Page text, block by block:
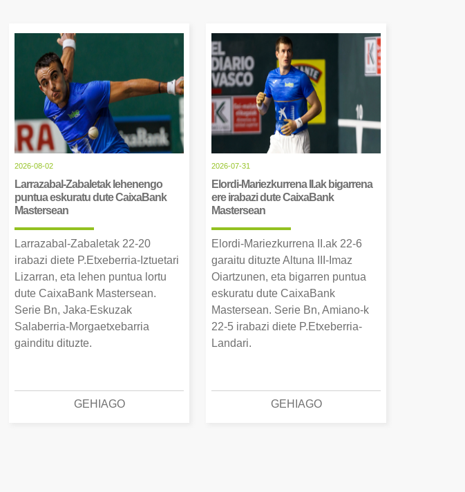
2026-08-02
Larrazabal-Zabaletak lehenengo
puntua eskuratu dute CaixaBank
Mastersean
Larrazabal-Zabaletak 22-20
irabazi diete P.Etxeberria-Iztuetari
Lizarran, eta lehen puntua lortu
dute CaixaBank Mastersean.
Serie Bn, Jaka-Eskuzak
Salaberria-Morgaetxebarria
gainditu dituzte.
GEHIAGO
2026-07-31
Elordi-Mariezkurrena II.ak bigarrena
ere irabazi dute CaixaBank
Mastersean
Elordi-Mariezkurrena II.ak 22-6
garaitu dituzte Altuna III-Imaz
Oiartzunen, eta bigarren puntua
eskuratu dute CaixaBank
Mastersean. Serie Bn, Amiano-k
22-5 irabazi diete P.Etxeberria-
Landari.
GEHIAGO